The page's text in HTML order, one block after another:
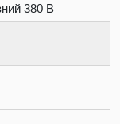
380 В